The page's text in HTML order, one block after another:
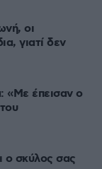
οι
γιατί δεν
«Με έπεισαν ο
ο σκύλος σας